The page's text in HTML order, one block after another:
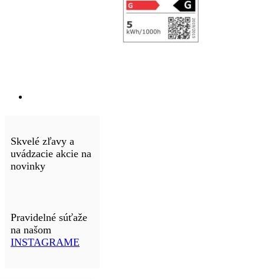
Skvelé zľavy a
uvádzacie akcie na
novinky
Pravidelné súťaže
na našom
INSTAGRAME